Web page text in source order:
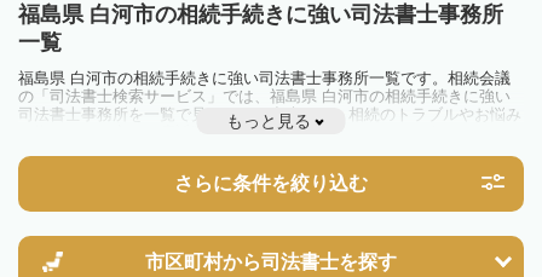
福島県 白河市の相続手続きに強い司法書士事務所
一覧
福島県 白河市の相続手続きに強い司法書士事務所一覧です。相続会議
の「司法書士検索サービス」では、福島県 白河市の相続手続きに強い
司法書士事務所を一覧で見ることが出来ます。相続のトラブルやお悩み
を抱えている方は一度近隣の司法書士に相談してみましょう。
もっと見る
さらに条件を絞り込む
市区町村から司法書士を探す